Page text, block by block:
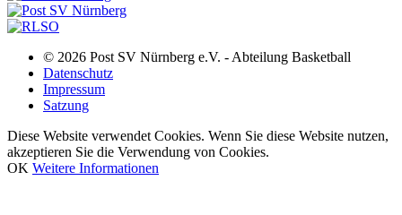
© 2026 Post SV Nürnberg e.V. - Abteilung Basketball
Datenschutz
Impressum
Satzung
Diese Website verwendet Cookies. Wenn Sie diese Website nutzen,
akzeptieren Sie die Verwendung von Cookies.
OK Weitere Informationen